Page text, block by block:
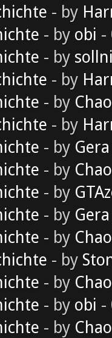
- by
- by obi -
- by
- by
- by
- by
- by Gera
- by
- by
- by Gera
- by
- by
- by
- by obi -
- by